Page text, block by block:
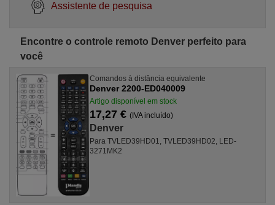
Assistente de pesquisa
Encontre o controle remoto Denver perfeito para
você
Comandos à distância equivalente
Denver 2200-ED040009
Artigo disponível em stock
17,27 € (IVA incluído)
Denver
Para TVLED39HD01, TVLED39HD02, LED-
3271MK2